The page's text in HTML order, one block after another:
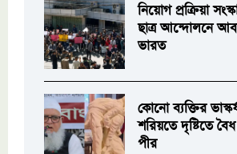
নিয়োগ প্রক্রিয়া
ছাত্র আন্দোলনে
ভারত
কোনো ব্যক্তির
শরিয়তে দৃষ্টিতে
পীর